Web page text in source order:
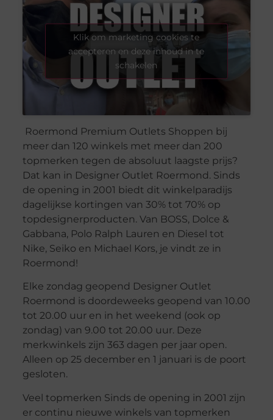
Klik om marketing cookies te
accepteren en deze inhoud in te
schakelen
Roermond Premium Outlets Shoppen bij
meer dan 120 winkels met meer dan 200
topmerken tegen de absoluut laagste prijs?
Dat kan in Designer Outlet Roermond. Sinds
de opening in 2001 biedt dit winkelparadijs
dagelijkse kortingen van 30% tot 70% op
topdesignerproducten. Van BOSS, Dolce &
Gabbana, Polo Ralph Lauren en Diesel tot
Nike, Seiko en Michael Kors, je vindt ze in
Roermond!
Elke zondag geopend Designer Outlet
Roermond is doordeweeks geopend van 10.00
tot 20.00 uur en in het weekend (ook op
zondag) van 9.00 tot 20.00 uur. Deze
merkwinkels zijn 363 dagen per jaar open.
Alleen op 25 december en 1 januari is de poort
gesloten.
Veel topmerken Sinds de opening in 2001 zijn
er continu nieuwe winkels van topmerken